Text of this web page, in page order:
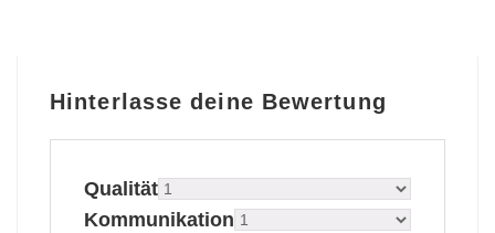
Hinterlasse deine Bewertung
Qualität
Kommunikation